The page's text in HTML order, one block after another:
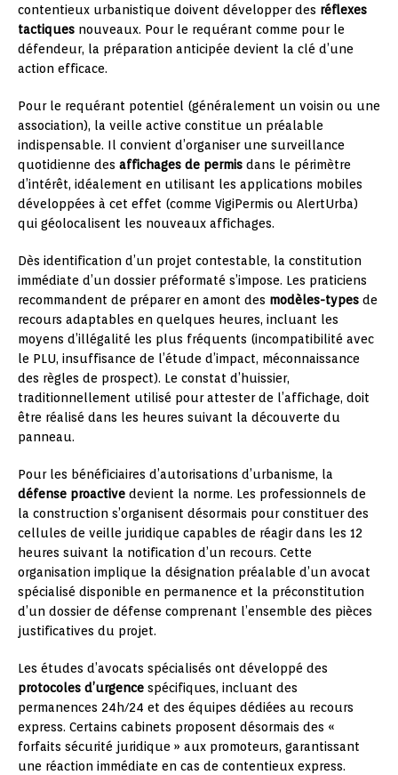
contentieux urbanistique doivent développer des réflexes
tactiques nouveaux. Pour le requérant comme pour le
défendeur, la préparation anticipée devient la clé d’une
action efficace.
Pour le requérant potentiel (généralement un voisin ou une
association), la veille active constitue un préalable
indispensable. Il convient d’organiser une surveillance
quotidienne des affichages de permis dans le périmètre
d’intérêt, idéalement en utilisant les applications mobiles
développées à cet effet (comme VigiPermis ou AlertUrba)
qui géolocalisent les nouveaux affichages.
Dès identification d’un projet contestable, la constitution
immédiate d’un dossier préformaté s’impose. Les praticiens
recommandent de préparer en amont des modèles-types de
recours adaptables en quelques heures, incluant les
moyens d’illégalité les plus fréquents (incompatibilité avec
le PLU, insuffisance de l’étude d’impact, méconnaissance
des règles de prospect). Le constat d’huissier,
traditionnellement utilisé pour attester de l’affichage, doit
être réalisé dans les heures suivant la découverte du
panneau.
Pour les bénéficiaires d’autorisations d’urbanisme, la
défense proactive devient la norme. Les professionnels de
la construction s’organisent désormais pour constituer des
cellules de veille juridique capables de réagir dans les 12
heures suivant la notification d’un recours. Cette
organisation implique la désignation préalable d’un avocat
spécialisé disponible en permanence et la préconstitution
d’un dossier de défense comprenant l’ensemble des pièces
justificatives du projet.
Les études d’avocats spécialisés ont développé des
protocoles d’urgence spécifiques, incluant des
permanences 24h/24 et des équipes dédiées au recours
express. Certains cabinets proposent désormais des «
forfaits sécurité juridique » aux promoteurs, garantissant
une réaction immédiate en cas de contentieux express.